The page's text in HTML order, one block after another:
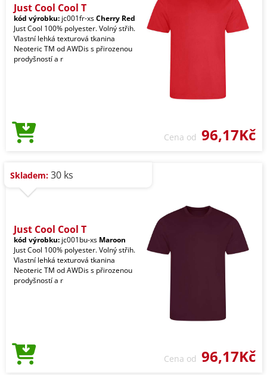
Just Cool Cool T
kód výrobku: jc001fr-xsCherry Red
Just Cool 100% polyester. Volný střih.
Vlastní lehká texturová tkanina
Neoteric TM od AWDis s přirozenou
prodyšností a r
Cena od 96,17Kč
Skladem: 30 ks
Just Cool Cool T
kód výrobku: jc001bu-xs Maroon
Just Cool 100% polyester. Volný střih.
Vlastní lehká texturová tkanina
Neoteric TM od AWDis s přirozenou
prodyšností a r
Cena od 96,17Kč